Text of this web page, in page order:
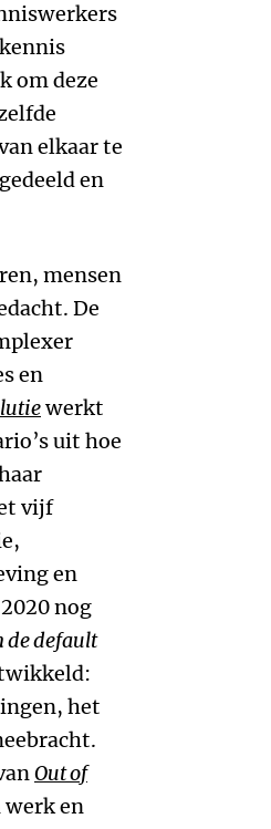
om deze
elkaar te
en
mensen
De
en
werkt
uit hoe
vijf
en
nog
de default
het
Out of
werk en